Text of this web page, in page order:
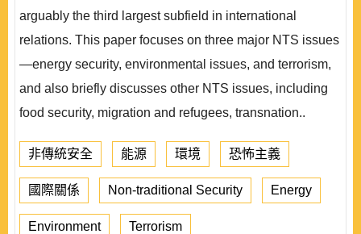
arguably the third largest subfield in international
relations. This paper focuses on three major NTS issues
—energy security, environmental issues, and terrorism,
and also briefly discusses other NTS issues, including
food security, migration and refugees, transnation..
非傳統安全 能源 環境 恐怖主義
國際關係 Non-traditional Security Energy
Environment Terrorism